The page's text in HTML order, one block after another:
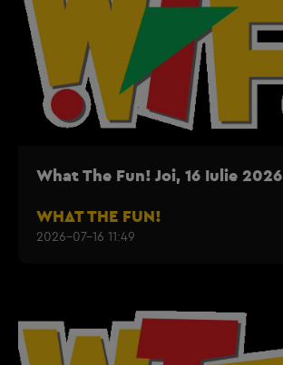
What The Fun! Joi, 16 Iulie 2026
WHAT THE FUN!
2026-07-16 11:49